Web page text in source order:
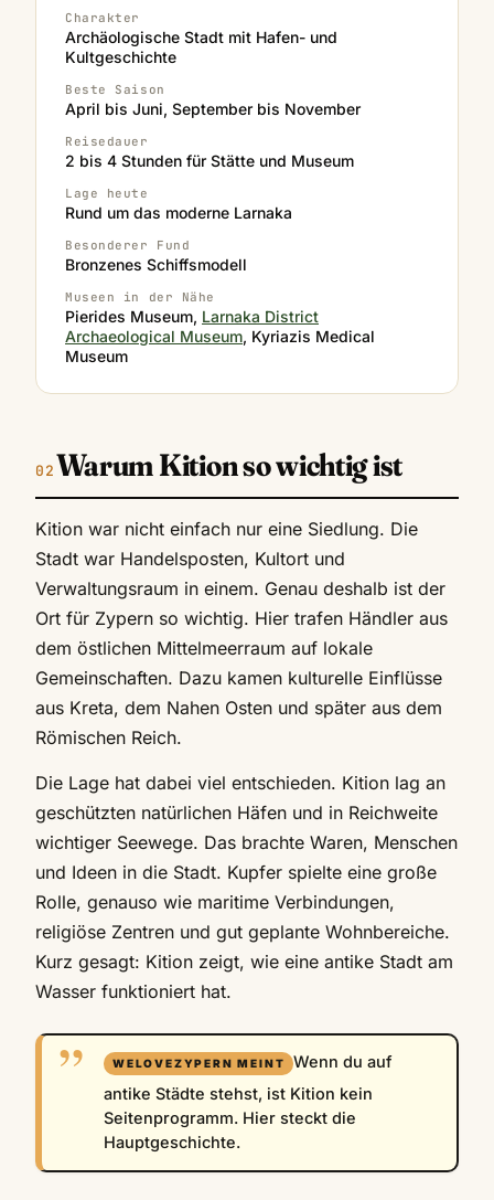
Charakter
Archäologische Stadt mit Hafen- und
Kultgeschichte
Beste Saison
April bis Juni, September bis November
Reisedauer
2 bis 4 Stunden für Stätte und Museum
Lage heute
Rund um das moderne Larnaka
Besonderer Fund
Bronzenes Schiffsmodell
Museen in der Nähe
Pierides Museum, Larnaka District
Archaeological Museum, Kyriazis Medical
Museum
Warum Kition so wichtig ist
Kition war nicht einfach nur eine Siedlung. Die
Stadt war Handelsposten, Kultort und
Verwaltungsraum in einem. Genau deshalb ist der
Ort für Zypern so wichtig. Hier trafen Händler aus
dem östlichen Mittelmeerraum auf lokale
Gemeinschaften. Dazu kamen kulturelle Einflüsse
aus Kreta, dem Nahen Osten und später aus dem
Römischen Reich.
Die Lage hat dabei viel entschieden. Kition lag an
geschützten natürlichen Häfen und in Reichweite
wichtiger Seewege. Das brachte Waren, Menschen
und Ideen in die Stadt. Kupfer spielte eine große
Rolle, genauso wie maritime Verbindungen,
religiöse Zentren und gut geplante Wohnbereiche.
Kurz gesagt: Kition zeigt, wie eine antike Stadt am
Wasser funktioniert hat.
Wenn du auf
antike Städte stehst, ist Kition kein
Seitenprogramm. Hier steckt die
Hauptgeschichte.